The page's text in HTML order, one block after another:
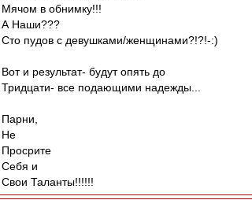
Мячом в обнимку!!!
А Наши???
Сто пудов с девушками/женщинами?!?!-:)
Вот и результат- будут опять до
Тридцати- все подающими надежды...
Парни,
Не
Просрите
Себя и
Свои Таланты!!!!!!